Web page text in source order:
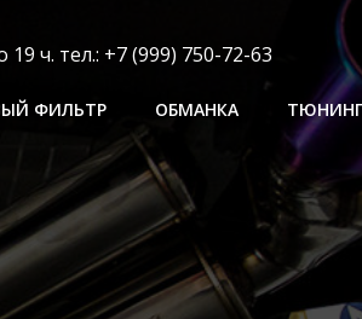
ч. тел.: +7 (999) 750-72-63
ФИЛЬТР ОБМАНКА ТЮНИНГ